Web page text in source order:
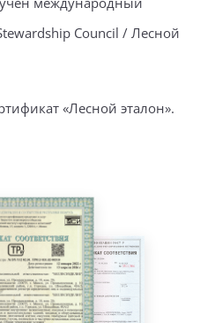
Council / Лесной
«Лесной эталон».